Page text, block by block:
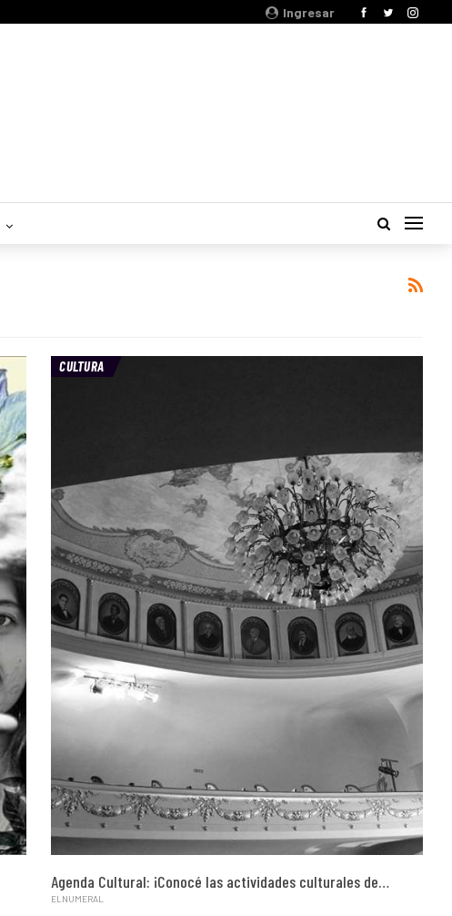
Ingresar
CULTURA
Agenda Cultural: ¡Conocé las actividades culturales de…
ELNUMERAL